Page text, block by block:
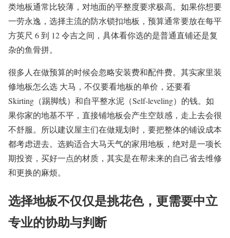
类地板通常比较薄，对地面的平整度要求极高。如果你想要
一劳永逸，选择主流的防水锁扣地板，预算通常要放在每平
方英尺 6 到 12 令吉之间，具体看你选的是普通直铺还是复
杂的鱼骨拼。
很多人在做预算的时候会忽略安装费和配件费。其实家里装
修地板怎么选 大马，不仅要看地板的单价，还要看
Skirting（踢脚线）和自平整水泥（Self-leveling）的钱。如
果你家的地基不平，直接铺地板会产生空鼓感，走上去会很
不舒服。所以建议屋主们在做规划时，要把整体的铺设成本
都考虑进去。选购适合大马天气的家用地板，绝对是一项长
期投资，买好一点的材质，其实是在帮未来的自己省去维修
和更换的麻烦。
选择地板不仅仅是挑花色，更需要中立
专业的协助与判断